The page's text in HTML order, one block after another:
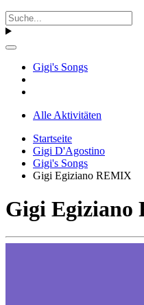
Gigi's Songs
Alle Aktivitäten
Startseite
Gigi D'Agostino
Gigi's Songs
Gigi Egiziano REMIX
Gigi Egiziano